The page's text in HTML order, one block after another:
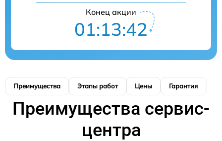
Конец акции
01:13:41
Преимущества Этапы работ Цены Гарантия
Преимущества сервис-
центра